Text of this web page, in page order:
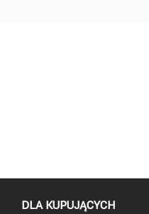
DLA KUPUJĄCYCH